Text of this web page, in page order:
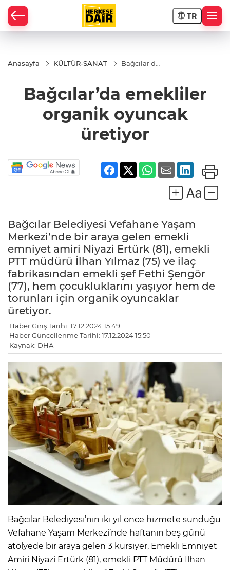
TR
Anasayfa KÜLTÜR-SANAT
Bağcılar’da
üretiyor
Bağcılar’da emekliler
organik oyuncak
üretiyor
Bağcılar Belediyesi Vefahane Yaşam
Merkezi’nde bir araya gelen emekli
emniyet amiri Niyazi Ertürk (81), emekli
PTT müdürü İlhan Yılmaz (75) ve ilaç
fabrikasından emekli şef Fethi Şengör
(77), hem çocukluklarını yaşıyor hem de
torunları için organik oyuncaklar
üretiyor.
Haber Giriş Tarihi: 17.12.2024 15:49
Haber Güncellenme Tarihi: 17.12.2024 15:50
Kaynak: DHA
Bağcılar Belediyesi’nin iki yıl önce hizmete sunduğu
Vefahane Yaşam Merkezi’nde haftanın beş günü
atölyede bir araya gelen 3 kursiyer, Emekli Emniyet
Amiri Niyazi Ertürk (81), emekli PTT Müdürü İlhan